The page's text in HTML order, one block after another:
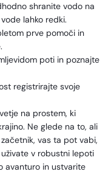
shranite vodo na
lahko redki.
prve pomoči in
poti in poznajte
registrirajte svoje
na prostem, ki
Ne glede na to, ali
vas ta pot vabi,
v robustni lepoti
avanturo in ustvarite